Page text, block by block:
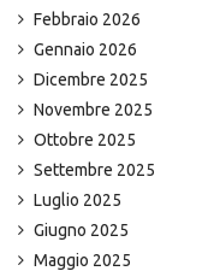
Febbraio 2026
Gennaio 2026
Dicembre 2025
Novembre 2025
Ottobre 2025
Settembre 2025
Luglio 2025
Giugno 2025
Maggio 2025